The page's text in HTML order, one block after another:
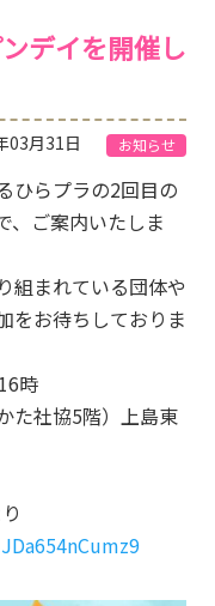
デイを開催し
03月31日 お知らせ
ひらプラの2回目の
、ご案内いたしま
組まれている団体や
をお待ちしておりま
時
社協5階）上島東